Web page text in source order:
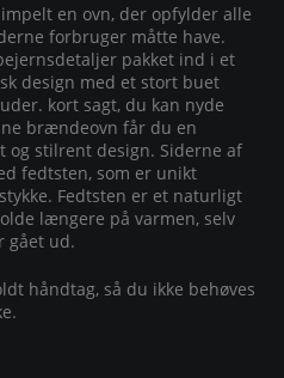
en ovn, der opfylder alle
forbruger måtte have.
pakket ind i et
design med et stort buet
kort sagt, du kan nyde
brændeovn får du en
stilrent design. Siderne af
fedtsten, som er unikt
Fedtsten er et naturligt
længere på varmen, selv
gået ud.
håndtag, så du ikke behøves